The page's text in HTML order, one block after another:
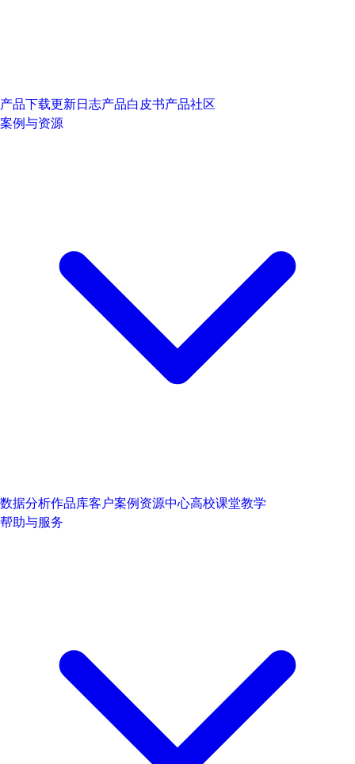
产品下载更新日志产品白皮书产品社区
案例与资源
数据分析作品库客户案例资源中心高校课堂教学
帮助与服务